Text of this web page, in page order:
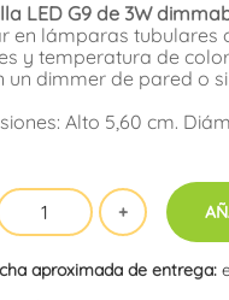
LED G9 de 3W
en lámparas tubulares
y temperatura de
un dimmer de pared o
Alto 5,60 cm.
aproximada de entrega: